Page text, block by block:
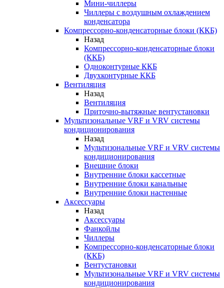
Мини-чиллеры
Чиллеры с воздушным охлаждением
конденсатора
Компрессорно-конденсаторные блоки (ККБ)
Назад
Компрессорно-конденсаторные блоки
(ККБ)
Одноконтурные ККБ
Двухконтурные ККБ
Вентиляция
Назад
Вентиляция
Приточно-вытяжные вентустановки
Мультизональные VRF и VRV системы
кондиционирования
Назад
Мультизональные VRF и VRV системы
кондиционирования
Внешние блоки
Внутренние блоки кассетные
Внутренние блоки канальные
Внутренние блоки настенные
Аксессуары
Назад
Аксессуары
Фанкойлы
Чиллеры
Компрессорно-конденсаторные блоки
(ККБ)
Вентустановки
Мультизональные VRF и VRV системы
кондиционирования